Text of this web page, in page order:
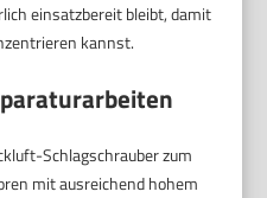
einsatzbereit bleibt, damit
kannst.
Schlagschrauber zum
mit ausreichend hohem